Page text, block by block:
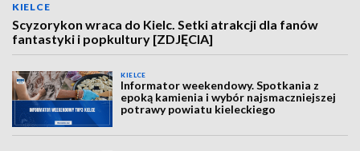
KIELCE
Scyzorykon wraca do Kielc. Setki atrakcji dla fanów
fantastyki i popkultury [ZDJĘCIA]
KIELCE
Informator weekendowy. Spotkania z
epoką kamienia i wybór najsmaczniejszej
potrawy powiatu kieleckiego